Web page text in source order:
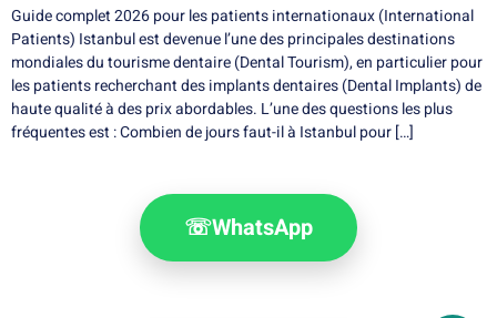
Guide complet 2026 pour les patients internationaux (International
Patients) Istanbul est devenue l’une des principales destinations
mondiales du tourisme dentaire (Dental Tourism), en particulier pour
les patients recherchant des implants dentaires (Dental Implants) de
haute qualité à des prix abordables. L’une des questions les plus
fréquentes est : Combien de jours faut-il à Istanbul pour […]
☏WhatsApp